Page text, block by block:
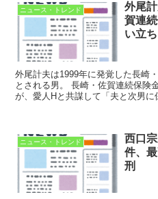
ニュース・トレンド
外尾
賀連
い立
外尾計夫は1999年に発覚した長崎
とされる男。 長崎・佐賀連続保険
が、愛人Hと共謀して「夫と次男に
ニュース・トレンド
西口
件、
刑